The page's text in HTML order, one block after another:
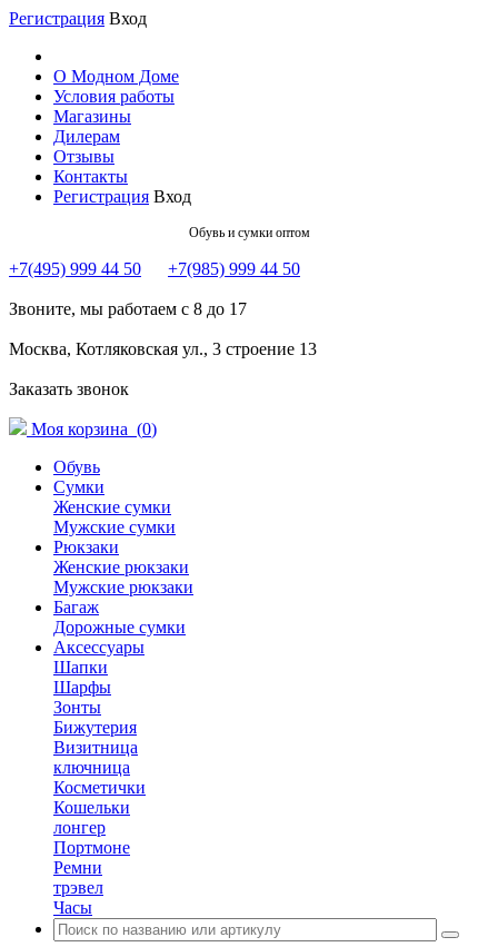
Регистрация Вход
О Модном Доме
Условия работы
Магазины
Дилерам
Отзывы
Контакты
Регистрация Вход
Обувь и сумки оптом
+7(495) 999 44 50 +7(985) 999 44 50
Звоните, мы работаем с 8 до 17
Москва, Котляковская ул., 3 строение 13
Заказать звонок
Моя корзина (0)
Обувь
Сумки
Женские сумки
Мужские сумки
Рюкзаки
Женские рюкзаки
Мужские рюкзаки
Багаж
Дорожные сумки
Аксессуары
Шапки
Шарфы
Зонты
Бижутерия
Визитница
ключница
Косметички
Кошельки
лонгер
Портмоне
Ремни
трэвел
Часы